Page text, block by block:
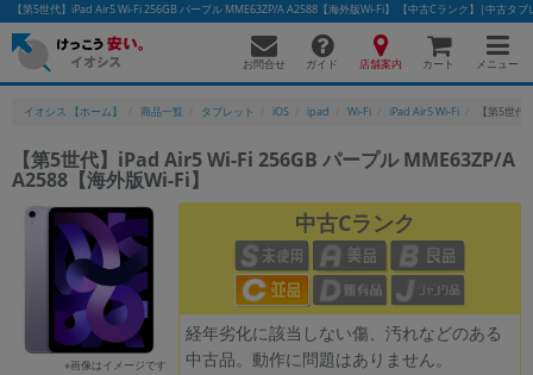
【第5世代】iPad Air5 Wi-Fi 256GB パープル MME63ZP/A A2588【海外版Wi-Fi】 【中古Cランク】|中古タ
お問合せ ガイド 店舗案内 カート メニュー
イオシス 【ホーム】 商品一覧 タブレット iOS ipad Wi-Fi iPad Air5 Wi-Fi 【第5世
【第5世代】iPad Air5 Wi-Fi 256GB パープル MME63ZP/A
A2588【海外版Wi-Fi】
※画像はイメージです
中古Cランク
経年劣化に該当しない傷、汚れなどのある
中古品。動作に問題はありません。
かんたんパソコン検索に切り替える
フリーワード
除外ワード
人気の検索ワード： Let's note EliteBookMacBook